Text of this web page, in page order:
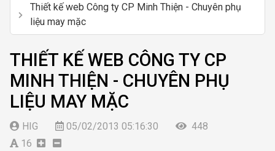
Thiết kế web Công ty CP Minh Thiện - Chuyên phụ
liệu may mặc
THIẾT KẾ WEB CÔNG TY CP
MINH THIỆN - CHUYÊN PHỤ
LIỆU MAY MẶC
HIG 05/02/2013 05:16:30
448
16